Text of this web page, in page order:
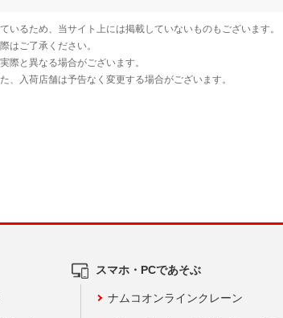
スマホ・PCであそぶ
ナムコオンラインクレーン